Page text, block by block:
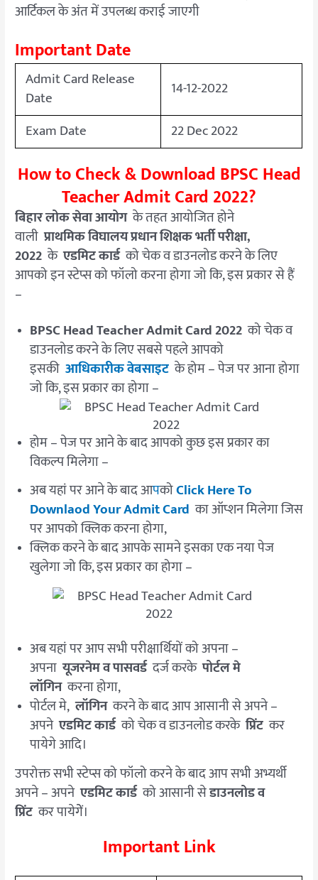
आर्टिकल के अंत में उपलब्ध कराई जाएगी
Important Date
Admit Card Release
Date
14-12-2022
Exam Date
22 Dec 2022
How to Check & Download BPSC Head
Teacher Admit Card 2022?
बिहार लोक सेवा आयोगके तहत आयोजित होने
वाली प्राथमिक विघालय प्रधान शिक्षक भर्ती परीक्षा,
2022 केएडमिट कार्डको चेक व डाउनलोड करने के लिए
आपको इन स्टेप्स को फॉलो करना होगा जो कि, इस प्रकार से हैं
–
BPSC Head Teacher Admit Card 2022 को चेक व
डाउनलोड करने के लिए सबसे पहले आपको
इसकी आधिकारीक वेबसाइट के होम – पेज पर आना होगा
जो कि, इस प्रकार का होगा –
होम – पेज पर आने के बाद आपको कुछ इस प्रकार का
विकल्प मिलेगा –
अब यहां पर आने के बाद आपकोClick Here To
Downlaod Your Admit Card का ऑप्शन मिलेगा जिस
पर आपको क्लिक करना होगा,
क्लिक करने के बाद आपके सामने इसका एक नया पेज
खुलेगा जो कि, इस प्रकार का होगा –
अब यहां पर आप सभी परीक्षार्थियों को अपना –
अपना यूजरनेम व पासवर्डदर्ज करकेपोर्टल मे
लॉगिनकरना होगा,
पोर्टल मे, लॉगिनकरने के बाद आप आसानी से अपने –
अपनेएडमिट कार्डको चेक व डाउनलोड करकेप्रिंट कर
पायेगे आदि।
उपरोक्त सभी स्टेप्स को फॉलो करने के बाद आप सभी अभ्यर्थी
अपने – अपनेएडमिट कार्डको आसानी सेडाउनलोड व
प्रिंट कर पायेगेें।
Important Link